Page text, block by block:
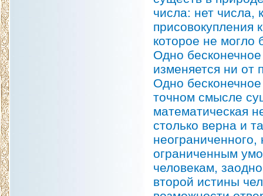
числа: нет числа,
присовокупления
которое не могло
Одно
изменяется ни от
Одно
точном смысле
математическая
столько верна и
ограниченным
человекам,
второй истины